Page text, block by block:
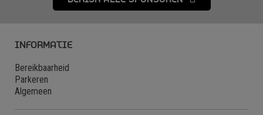
INFORMATIE
Bereikbaarheid
Parkeren
Algemeen